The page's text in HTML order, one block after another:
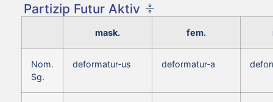
Partizip Futur Aktiv
mask. fem.
Nom.
Sg.
deformatur‑us deformatur‑a